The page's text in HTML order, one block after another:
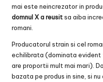
mai este neincrezator in
domnul X a reusitsa aiba
romani.
Producatorul strain si cel
echilibrata (dominata
are proportii mult mai mari).
bazata pe produs in sine, si